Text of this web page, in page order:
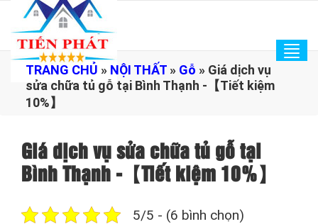
TRANG CHỦ » NỘI THẤT » Gỗ » Giá dịch vụ
sửa chữa tủ gỗ tại Bình Thạnh -【Tiết kiệm
10%】
Giá dịch vụ sửa chữa tủ gỗ tại
Bình Thạnh -【Tiết kiệm 10%】
5/5 - (6 bình chọn)